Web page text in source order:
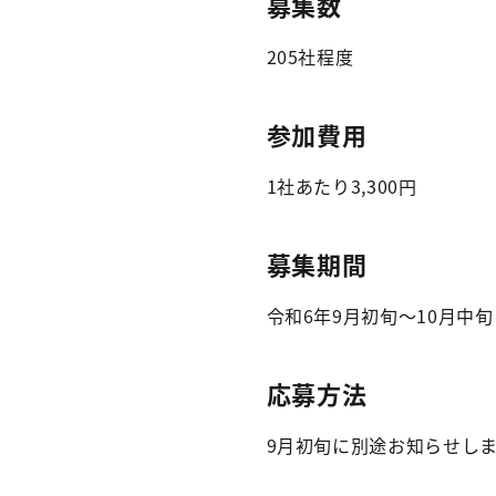
205社程度
参加費用
1社あたり3,300円
募集期間
令和6年9月初旬～10月中旬
応募方法
9月初旬に別途お知らせし